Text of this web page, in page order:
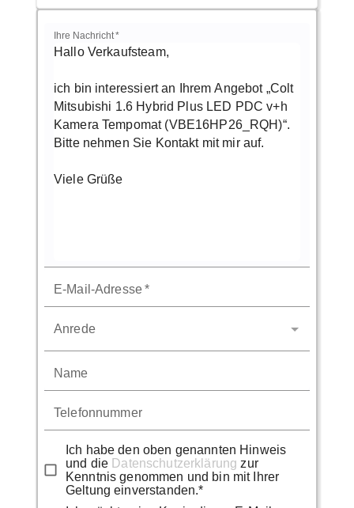
Ihre Nachricht*
E-Mail-Adresse*
Anrede
Name
Telefonnummer
Ich habe den oben genannten Hinweis
und die Datenschutzerklärung zur
Kenntnis genommen und bin mit Ihrer
Geltung einverstanden.*